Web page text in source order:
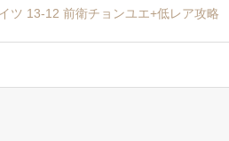
ツ 13-12 前衛チョンユエ+低レア攻略